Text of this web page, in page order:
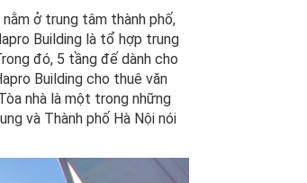
ở trung tâm thành phố,
Building là tổ hợp trung
đó, 5 tầng đế dành cho
Building cho thuê văn
nhà là một trong những
và Thành phố Hà Nội nói